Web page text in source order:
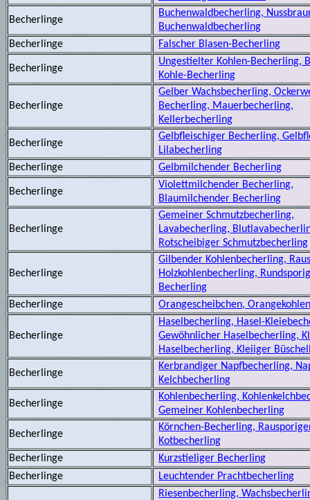
Becherlinge
Buchenwaldbecherling,
Buchenwaldbecherling
Becherlinge
Falscher Blasen-Becherling
Becherlinge
Ungestielter Kohlen-Becherling,
Kohle-Becherling
Becherlinge
Gelber Wachsbecherling,
Becherling, Mauerbecherling,
Kellerbecherling
Becherlinge
Gelbfleischiger Becherling,
Lilabecherling
Becherlinge
Gelbmilchender Becherling
Becherlinge
Violettmilchender Becherling,
Blaumilchender Becherling
Becherlinge
Gemeiner Schmutzbecherling,
Lavabecherling,
Rotscheibiger Schmutzbecherling
Becherlinge
Gilbender Kohlenbecherling,
Holzkohlenbecherling,
Becherling
Becherlinge
Orangescheibchen,
Becherlinge
Haselbecherling, Hasel-
Gewöhnlicher Haselbecherling,
Haselbecherling, Kleiiger
Becherlinge
Kerbrandiger Napfbecherling,
Kelchbecherling
Becherlinge
Kohlenbecherling,
Gemeiner Kohlenbecherling
Becherlinge
Körnchen-Becherling,
Kotbecherling
Becherlinge
Kurzstieliger Becherling
Becherlinge
Leuchtender Prachtbecherling
Riesenbecherling,